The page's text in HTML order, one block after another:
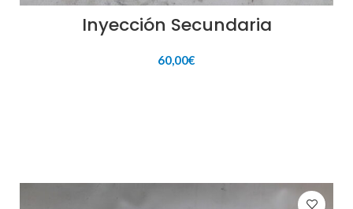
Inyección Secundaria
60,00€